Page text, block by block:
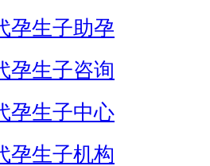
孕生子助孕
孕生子咨询
孕生子中心
孕生子机构